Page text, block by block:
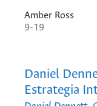
Amber Ross
9-19
Daniel
Estrategia